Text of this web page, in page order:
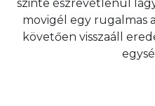
szinte észrevétlenül
movigél egy rugalmas
követően visszaáll